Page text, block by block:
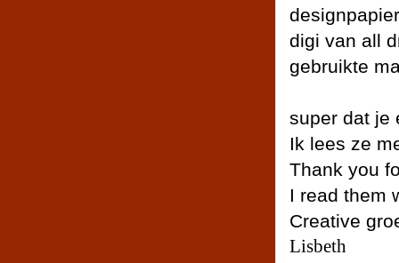
digi van all
gebruikte
super dat je
Ik lees ze
Thank you
I read them
Creative
Lisbeth